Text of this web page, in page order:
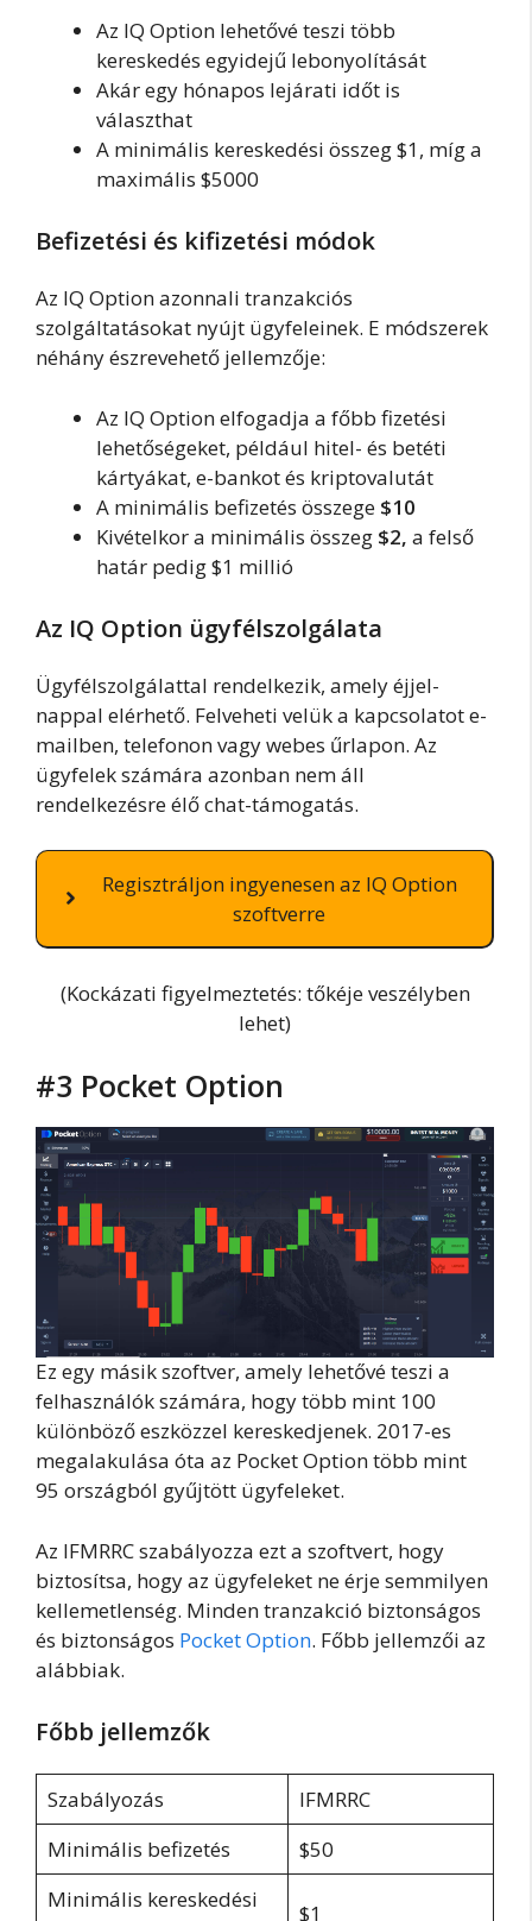
Az IQ Option lehetővé teszi több
kereskedés egyidejű lebonyolítását
Akár egy hónapos lejárati időt is
választhat
A minimális kereskedési összeg $1, míg a
maximális $5000
Befizetési és kifizetési módok
Az IQ Option azonnali tranzakciós
szolgáltatásokat nyújt ügyfeleinek. E módszerek
néhány észrevehető jellemzője:
Az IQ Option elfogadja a főbb fizetési
lehetőségeket, például hitel- és betéti
kártyákat, e-bankot és kriptovalutát
A minimális befizetés összege $10
Kivételkor a minimális összeg $2, a felső
határ pedig $1 millió
Az IQ Option ügyfélszolgálata
Ügyfélszolgálattal rendelkezik, amely éjjel-
nappal elérhető. Felveheti velük a kapcsolatot e-
mailben, telefonon vagy webes űrlapon. Az
ügyfelek számára azonban nem áll
rendelkezésre élő chat-támogatás.
Regisztráljon ingyenesen az IQ Option
szoftverre
(Kockázati figyelmeztetés: tőkéje veszélyben
lehet)
#3 Pocket Option
Ez egy másik szoftver, amely lehetővé teszi a
felhasználók számára, hogy több mint 100
különböző eszközzel kereskedjenek. 2017-es
megalakulása óta az Pocket Option több mint
95 országból gyűjtött ügyfeleket.
Az IFMRRC szabályozza ezt a szoftvert, hogy
biztosítsa, hogy az ügyfeleket ne érje semmilyen
kellemetlenség. Minden tranzakció biztonságos
és biztonságos Pocket Option. Főbb jellemzői az
alábbiak.
Főbb jellemzők
Szabályozás
IFMRRC
Minimális befizetés
$50
Minimális kereskedési
$1